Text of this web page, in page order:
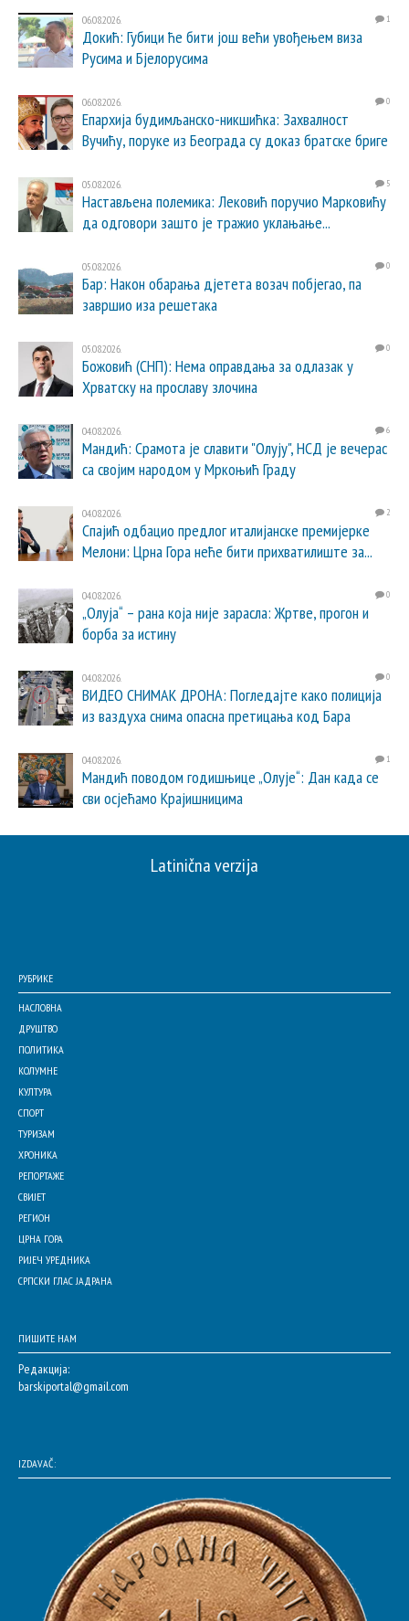
06.08.2026. 1
Докић: Губици ће бити још већи увођењем виза
Русима и Бјелорусима
06.08.2026. 0
Епархија будимљанско-никшићка: Захвалност
Вучићу, поруке из Београда су доказ братске бриге
05.08.2026. 5
Настављена полемика: Лековић поручио Марковићу
да одговори зашто је тражио уклањање...
05.08.2026. 0
Бар: Након обарања дјетета возач побјегао, па
завршио иза решетака
05.08.2026. 0
Божовић (СНП): Нема оправдања за одлазак у
Хрватску на прославу злочина
04.08.2026. 6
Мандић: Срамота је славити "Олују", НСД је вечерас
са својим народом у Мркоњић Граду
04.08.2026. 2
Спајић одбацио предлог италијанске премијерке
Мелони: Црна Гора неће бити прихватилиште за...
04.08.2026. 0
„Олуја“ – рана која није зарасла: Жртве, прогон и
борба за истину
04.08.2026. 0
ВИДЕО СНИМАК ДРОНА: Погледајте како полиција
из ваздуха снима опасна претицања код Бара
04.08.2026. 1
Мандић поводом годишњице „Олује“: Дан када се
сви осјећамо Крајишницима
Latinična verzija
РУБРИКЕ
НАСЛОВНА
ДРУШТВО
ПОЛИТИКА
КОЛУМНЕ
КУЛТУРА
СПОРТ
ТУРИЗАМ
ХРОНИКА
РЕПОРТАЖЕ
СВИЈЕТ
РЕГИОН
ЦРНА ГОРА
РИЈЕЧ УРЕДНИКА
СРПСКИ ГЛАС ЈАДРАНА
ПИШИТЕ НАМ
Редакција:
barskiportal@gmail.com
IZDAVAČ: